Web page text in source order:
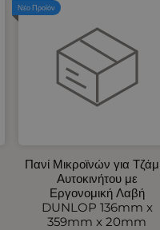
Πανί Μικροϊνών για
Αυτοκινήτου με
Εργονομική Λαβή
DUNLOP 136mm x
359mm x 20mm
Νέο Προϊόν